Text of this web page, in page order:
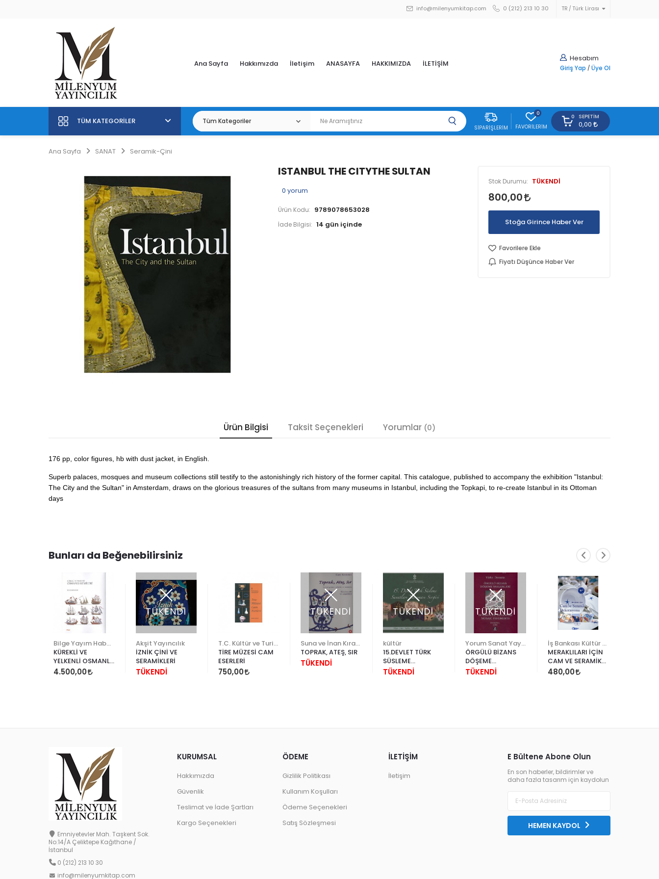
TR Türk Lirası
info@milenyumkitap.com 0 (212) 213 10 30
Hesabım
Giriş Yap / Üye Ol
Ana Sayfa Hakkımızda İletişim ANASAYFA HAKKIMIZDA İLETİŞİM
TÜM KATEGORILER
SIPARIŞLERIM
0
FAVORILERIM
0 SEPETIM
0,00
Ana Sayfa SANAT Seramik-Çini
ISTANBUL THE CITYTHE SULTAN
0 yorum
Ürün Kodu: 9789078653028
İade Bilgisi:
Stok Durumu: TÜKENDİ
800,00
Stoğa Girince Haber Ver
Favorilere Ekle
Fiyatı Düşünce Haber Ver
Ürün Bilgisi Taksit Seçenekleri Yorumlar (0)
176 pp, color figures, hb with dust jacket, in English.
Superb palaces, mosques and museum collections still testify to the astonishingly rich history of the former capital. This catalogue, published to accompany the exhibition "Istanbul:
The City and the Sultan" in Amsterdam, draws on the glorious treasures of the sultans from many museums in Istanbul, including the Topkapi, to re-create Istanbul in its Ottoman
days
Bunları da Beğenebilirsiniz
KÜREKLİ VE
YELKENLİ OSMANLI
GEMİLERİ
4.500,00
TÜKENDİ
Akşit Yayıncılık
İZNİK ÇİNİ VE
SERAMİKLERİ
TÜKENDİ
TİRE MÜZESİ CAM
ESERLERİ
750,00
TÜKENDİ
TOPRAK, ATEŞ, SIR
TÜKENDİ
TÜKENDİ
kültür
15.DEVLET TÜRK
SÜSLEME
SANATLARI
TÜKENDİ
TÜKENDİ
ÖRGÜLÜ BİZANS
DÖŞEME
MOZAİKLERİ
TÜKENDİ
MERAKLILARI İÇİN
CAM VE SERAMİK
DEKORASYONU
480,00
Emniyetevler Mah. Taşkent Sok.
No:14/A Çeliktepe Kağıthane /
İstanbul
0 (212) 213 10 30
info@milenyumkitap.com
E Bültene Abone Olun
En son haberler, bildirimler ve
daha fazla tasarım için kaydolun
HEMEN KAYDOL
KURUMSAL
Hakkımızda
Güvenlik
Teslimat ve İade Şartları
Kargo Seçenekleri
ÖDEME
Gizlilik Politikası
Kullanım Koşulları
Ödeme Seçenekleri
Satış Sözleşmesi
İLETİŞİM
İletişim